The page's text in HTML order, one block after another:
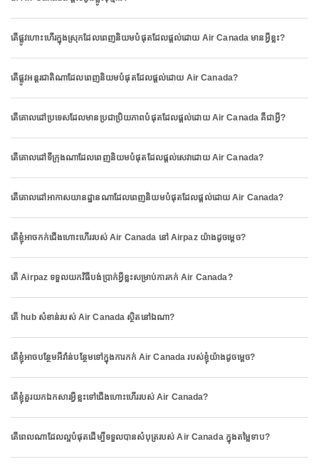
តើផ្លូវហោះហើរក្នុងស្រុកដែលពេញនិយមបំផុតដែលផ្តល់ដោយ Air Canada មានអ្វីខ្លះ?
តើផ្លូវអន្តរជាតិណាដែលពេញនិយមបំផុតដែលផ្តល់ដោយ Air Canada?
តើគោលដៅប្រទេសដែលមានប្រជាប្រិយភាពបំផុតដែលផ្តល់ដោយ Air Canada គឺជាអ្វី?
តើគោលដៅទីក្រុងណាដែលពេញនិយមបំផុតដែលផ្តល់សេវាដោយ Air Canada?
តើគោលដៅអាកាសយានដ្ឋានណាដែលពេញនិយមបំផុតដែលផ្តល់ដោយ Air Canada?
តើខ្ញុំអាចកក់ជើងហោះហើររបស់ Air Canada នៅ Airpaz យ៉ាងដូចម្តេច?
តើ Airpaz ទទួលយកវិធីបង់ប្រាក់អ្វីខ្លះសម្រាប់ការកក់ Air Canada?
តើ hub សំខាន់របស់ Air Canada ស្ថិតនៅឯណា?
តើខ្ញុំអាចបន្ថែមអីវ៉ាន់បន្ថែមទៅក្នុងការកក់ Air Canada របស់ខ្ញុំយ៉ាងដូចម្តេច?
តើខ្ញុំគួរយកឯកសារអ្វីខ្លះទៅជើងហោះហើររបស់ Air Canada?
តើពេលណាដែលល្អបំផុតដើម្បីទទួលបានសំបុត្ររបស់ Air Canada ក្នុងតម្លៃទាប?